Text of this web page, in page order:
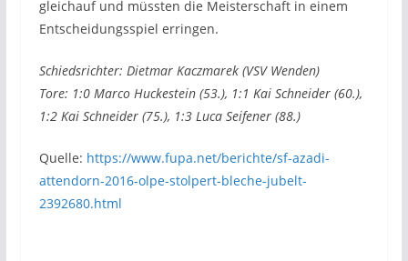
gleichauf und müssten die Meisterschaft in einem
Entscheidungsspiel erringen.
Schiedsrichter: Dietmar Kaczmarek (VSV Wenden)
Tore: 1:0 Marco Huckestein (53.), 1:1 Kai Schneider (60.),
1:2 Kai Schneider (75.), 1:3 Luca Seifener (88.)
Quelle: https://www.fupa.net/berichte/sf-azadi-
attendorn-2016-olpe-stolpert-bleche-jubelt-
2392680.html